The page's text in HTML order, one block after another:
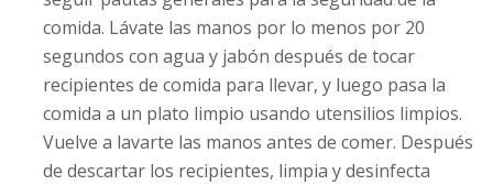
comida. Lávate las manos por lo menos por 20
segundos con agua y jabón después de tocar
recipientes de comida para llevar, y luego pasa la
comida a un plato limpio usando utensilios limpios.
Vuelve a lavarte las manos antes de comer. Después
de descartar los recipientes, limpia y desinfecta